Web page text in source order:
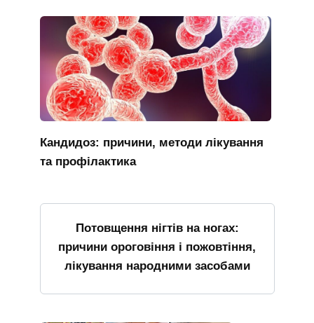
Кандидоз: причини, методи лікування
та профілактика
Потовщення нігтів на ногах:
причини ороговіння і пожовтіння,
лікування народними засобами